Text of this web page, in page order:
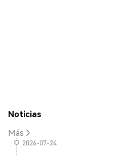
Noticias
Más
2026-07-24